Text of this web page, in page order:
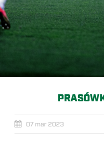
07 mar 2023